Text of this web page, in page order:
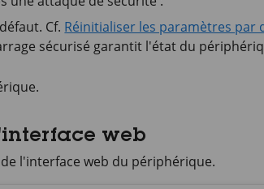
Cf. Réinitialiser les paramètres par
sécurisé garantit l'état du
web
l'interface web du périphérique.